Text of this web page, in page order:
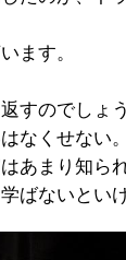
ます。
すのでしょ
なくせない
あまり知ら
ばないとい